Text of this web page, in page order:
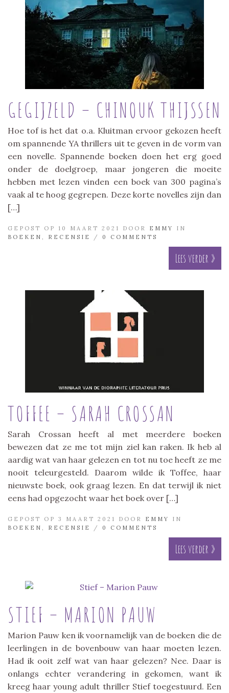
GEGIJZELD – CHINOUK THIJSSEN
Hoe tof is het dat o.a. Kluitman ervoor gekozen heeft
om spannende YA thrillers uit te geven in de vorm van
een novelle. Spannende boeken doen het erg goed
onder de doelgroep, maar jongeren die moeite
hebben met lezen vinden een boek van 300 pagina’s
vaak al te hoog gegrepen. Deze korte novelles zijn dan
[…]
GEPOST OP 10 MAART 2021 DOOR EMMY
IN
BOEKEN
RECENSIE / 0 COMMENTS
Lees verder »
TOFFEE – SARAH CROSSAN
Sarah Crossan heeft al met meerdere boeken
bewezen dat ze me tot mijn ziel kan raken. Ik heb al
aardig wat van haar gelezen en tot nu toe heeft ze me
nooit teleurgesteld. Daarom wilde ik Toffee, haar
nieuwste boek, ook graag lezen. En dat terwijl ik niet
eens had opgezocht waar het boek over […]
GEPOST OP 3 MAART 2021 DOOR EMMY
IN
BOEKEN
RECENSIE / 0 COMMENTS
Lees verder »
STIEF – MARION PAUW
Marion Pauw ken ik voornamelijk van de boeken die de
leerlingen in de bovenbouw van haar moeten lezen.
Had ik ooit zelf wat van haar gelezen? Nee. Daar is
onlangs echter verandering in gekomen, want ik
kreeg haar young adult thriller Stief toegestuurd. Een